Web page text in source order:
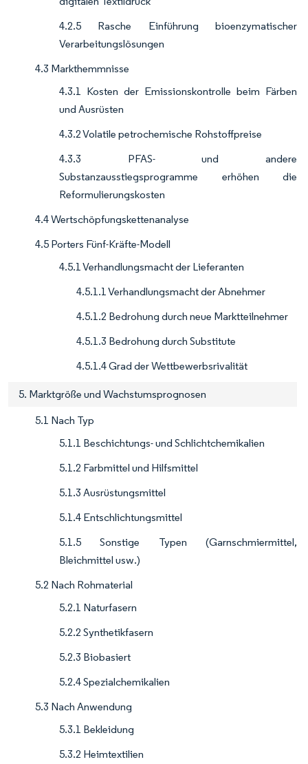
4.2.5 Rasche Einführung bioenzymatischer
Verarbeitungslösungen
4.3 Markthemmnisse
4.3.1 Kosten der Emissionskontrolle beim Färben
und Ausrüsten
4.3.2 Volatile petrochemische Rohstoffpreise
4.3.3 PFAS- und andere
Substanzausstiegsprogramme erhöhen die
Reformulierungskosten
4.4 Wertschöpfungskettenanalyse
4.5 Porters Fünf-Kräfte-Modell
4.5.1 Verhandlungsmacht der Lieferanten
4.5.1.1 Verhandlungsmacht der Abnehmer
4.5.1.2 Bedrohung durch neue Marktteilnehmer
4.5.1.3 Bedrohung durch Substitute
4.5.1.4 Grad der Wettbewerbsrivalität
5. Marktgröße und Wachstumsprognosen
5.1 Nach Typ
5.1.1 Beschichtungs- und Schlichtchemikalien
5.1.2 Farbmittel und Hilfsmittel
5.1.3 Ausrüstungsmittel
5.1.4 Entschlichtungsmittel
5.1.5 Sonstige Typen (Garnschmiermittel,
Bleichmittel usw.)
5.2 Nach Rohmaterial
5.2.1 Naturfasern
5.2.2 Synthetikfasern
5.2.3 Biobasiert
5.2.4 Spezialchemikalien
5.3 Nach Anwendung
5.3.1 Bekleidung
5.3.2 Heimtextilien